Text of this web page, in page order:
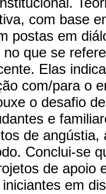
com base
postas em
que se
Elas
com/para o
o desafio
e
de
Conclui-se
de apoio
em